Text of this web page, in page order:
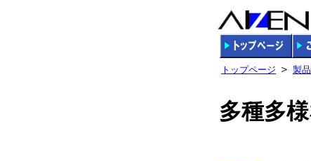
トップページ ＞ 製
多種多